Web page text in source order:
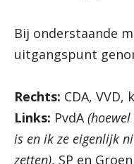
Bij onderstaande
uitgangspunt
Rechts: CDA,
Links: PvdA
is en ik ze eigenlijk
zetten), SP en